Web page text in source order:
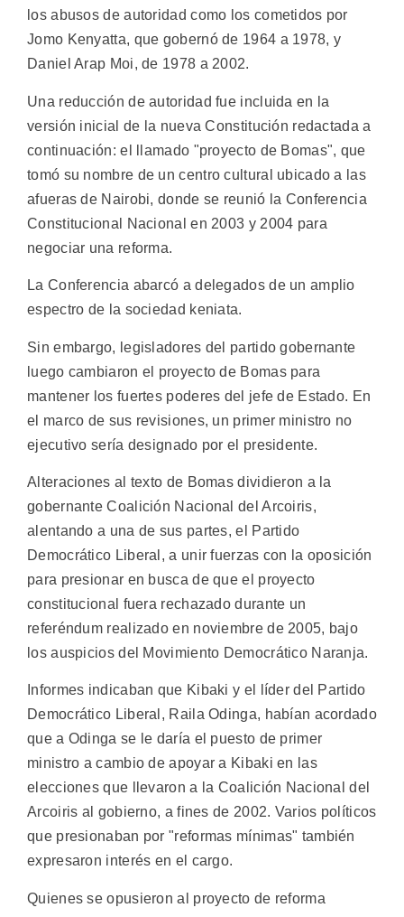
los abusos de autoridad como los cometidos por
Jomo Kenyatta, que gobernó de 1964 a 1978, y
Daniel Arap Moi, de 1978 a 2002.
Una reducción de autoridad fue incluida en la
versión inicial de la nueva Constitución redactada a
continuación: el llamado "proyecto de Bomas", que
tomó su nombre de un centro cultural ubicado a las
afueras de Nairobi, donde se reunió la Conferencia
Constitucional Nacional en 2003 y 2004 para
negociar una reforma.
La Conferencia abarcó a delegados de un amplio
espectro de la sociedad keniata.
Sin embargo, legisladores del partido gobernante
luego cambiaron el proyecto de Bomas para
mantener los fuertes poderes del jefe de Estado. En
el marco de sus revisiones, un primer ministro no
ejecutivo sería designado por el presidente.
Alteraciones al texto de Bomas dividieron a la
gobernante Coalición Nacional del Arcoiris,
alentando a una de sus partes, el Partido
Democrático Liberal, a unir fuerzas con la oposición
para presionar en busca de que el proyecto
constitucional fuera rechazado durante un
referéndum realizado en noviembre de 2005, bajo
los auspicios del Movimiento Democrático Naranja.
Informes indicaban que Kibaki y el líder del Partido
Democrático Liberal, Raila Odinga, habían acordado
que a Odinga se le daría el puesto de primer
ministro a cambio de apoyar a Kibaki en las
elecciones que llevaron a la Coalición Nacional del
Arcoiris al gobierno, a fines de 2002. Varios políticos
que presionaban por "reformas mínimas" también
expresaron interés en el cargo.
Quienes se opusieron al proyecto de reforma